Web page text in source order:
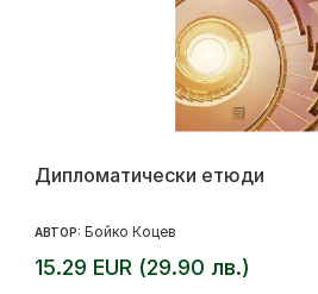
Дипломатически етюди
АВТОР: Бойко Коцев
15.29 EUR (29.90 лв.)